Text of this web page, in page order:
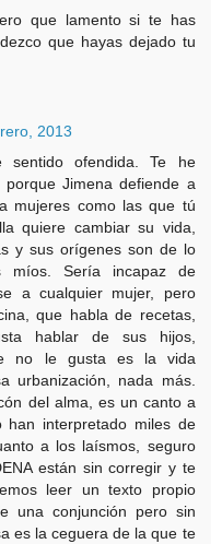
que lamento si te has
que hayas dejado tu
2013
ofendida. Te he
Jimena defiende a
mujeres como las que tú
quiere cambiar su vida,
y sus orígenes son de lo
míos. Sería incapaz de
a cualquier mujer, pero
que habla de recetas,
hablar de sus hijos,
no le gusta es la vida
urbanización, nada más.
del alma, es un canto a
interpretado miles de
a los laísmos, seguro
están sin corregir y te
leer un texto propio
una conjunción pero sin
es la ceguera de la que te